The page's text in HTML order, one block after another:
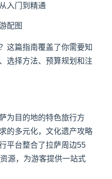
入门到精通
这篇指南覆盖了你需要知
选择方法、预算规划和注
为目的地的特色旅行方
的多元化，文化遗产攻略
平台整合了拉萨周边55
源，为游客提供一站式